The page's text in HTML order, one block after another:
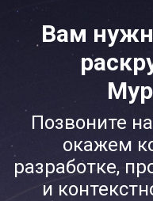
Вам
Позвоните
окажем
разработке,
и